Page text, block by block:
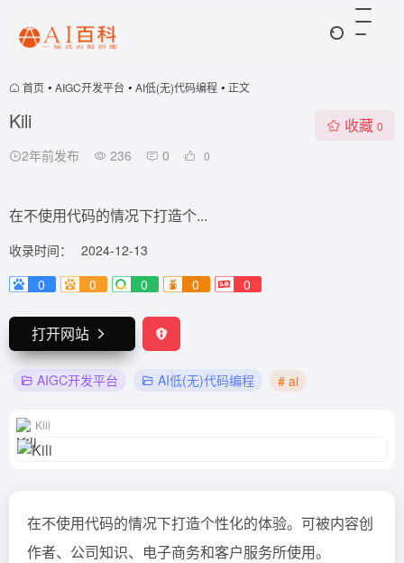
首页 • AIGC开发平台 • AI低(无)代码编程 • 正文
Kili
2年前发布 236 0 0
收藏 0
在不使用代码的情况下打造个...
收录时间：
2024-12-13
0
0 0 0 0
打开网站
AIGC开发平台 AI低(无)代码编程 # ai
Kili
在不使用代码的情况下打造个性化的体验。可被内容创
作者、公司知识、电子商务和客户服务所使用。